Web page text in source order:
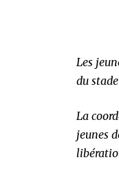
Les
du
La
jeunes